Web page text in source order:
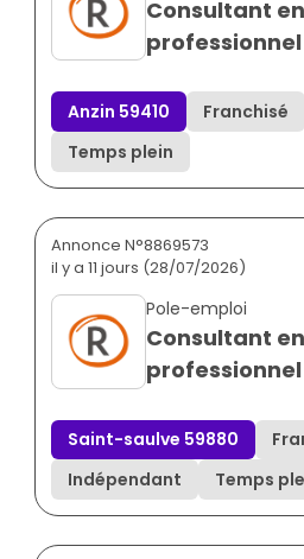
Consultant
professionnel
Anzin 59410 Franchisé
Temps plein
Annonce N°8869573
il y a 11 jours (28/07/2026)
Pole-emploi
Consultant
professionnel
Saint-saulve 59880
Indépendant
Temps